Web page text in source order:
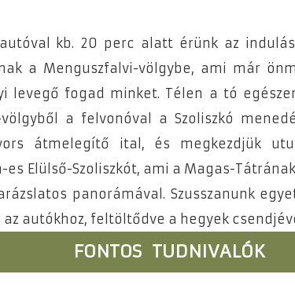
kb. 20 perc alatt érünk az
a Menguszfalvi-völgybe, ami már
levegő fogad minket. Télen a tó
a felvonóval a Szoliszkó
átmelegítő ital, és megkezdjük
es Elülső-Szoliszkót, ami a Magas-
panorámával. Szusszanunk
autókhoz, feltöltődve a hegyek
FONTOS TUDNIVALÓK